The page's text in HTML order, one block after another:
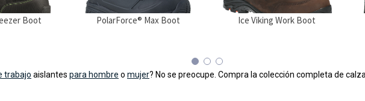
Boot PolarForce® Max Boot Ice Viking Work Boot
trabajo aislantes para hombre o mujer? No se preocupe. Compra la colección completa de